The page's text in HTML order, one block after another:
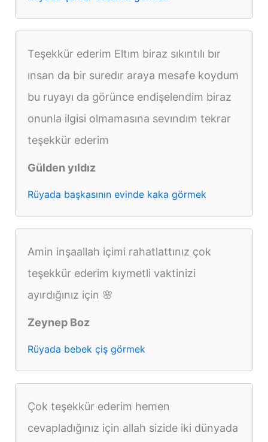
Teşekkür ederim Eltım biraz sıkıntılı bır
ınsan da bir suredır araya mesafe koydum
bu ruyayı da görünce endişelendim biraz
onunla ilgisi olmamasına sevındım tekrar
teşekkür ederim
Gülden yıldız
Rüyada başkasının evinde kaka görmek
Amin inşaallah içimi rahatlattınız çok
teşekkür ederim kıymetli vaktinizi
ayırdığınız için 🌸
Zeynep Boz
Rüyada bebek çiş görmek
Çok teşekkür ederim hemen
cevapladığınız için allah sizide iki dünyada